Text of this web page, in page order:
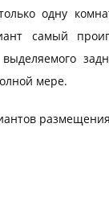
одну
самый
мере.